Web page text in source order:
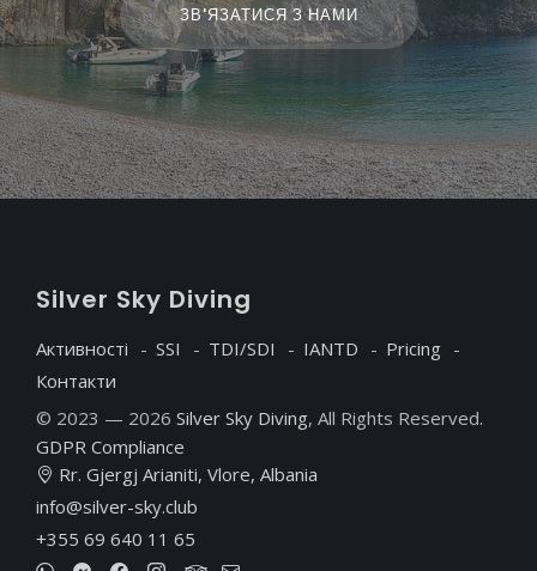
ЗВ'ЯЗАТИСЯ З НАМИ
Silver Sky Diving
Активності SSI TDI/SDI IANTD
Pricing
Контакти
© 2023 — 2026 Silver Sky Diving, All Rights Reserved.
GDPR Compliance
Rr. Gjergj Arianiti, Vlore, Albania
info@silver-sky.club
+355 69 640 11 65